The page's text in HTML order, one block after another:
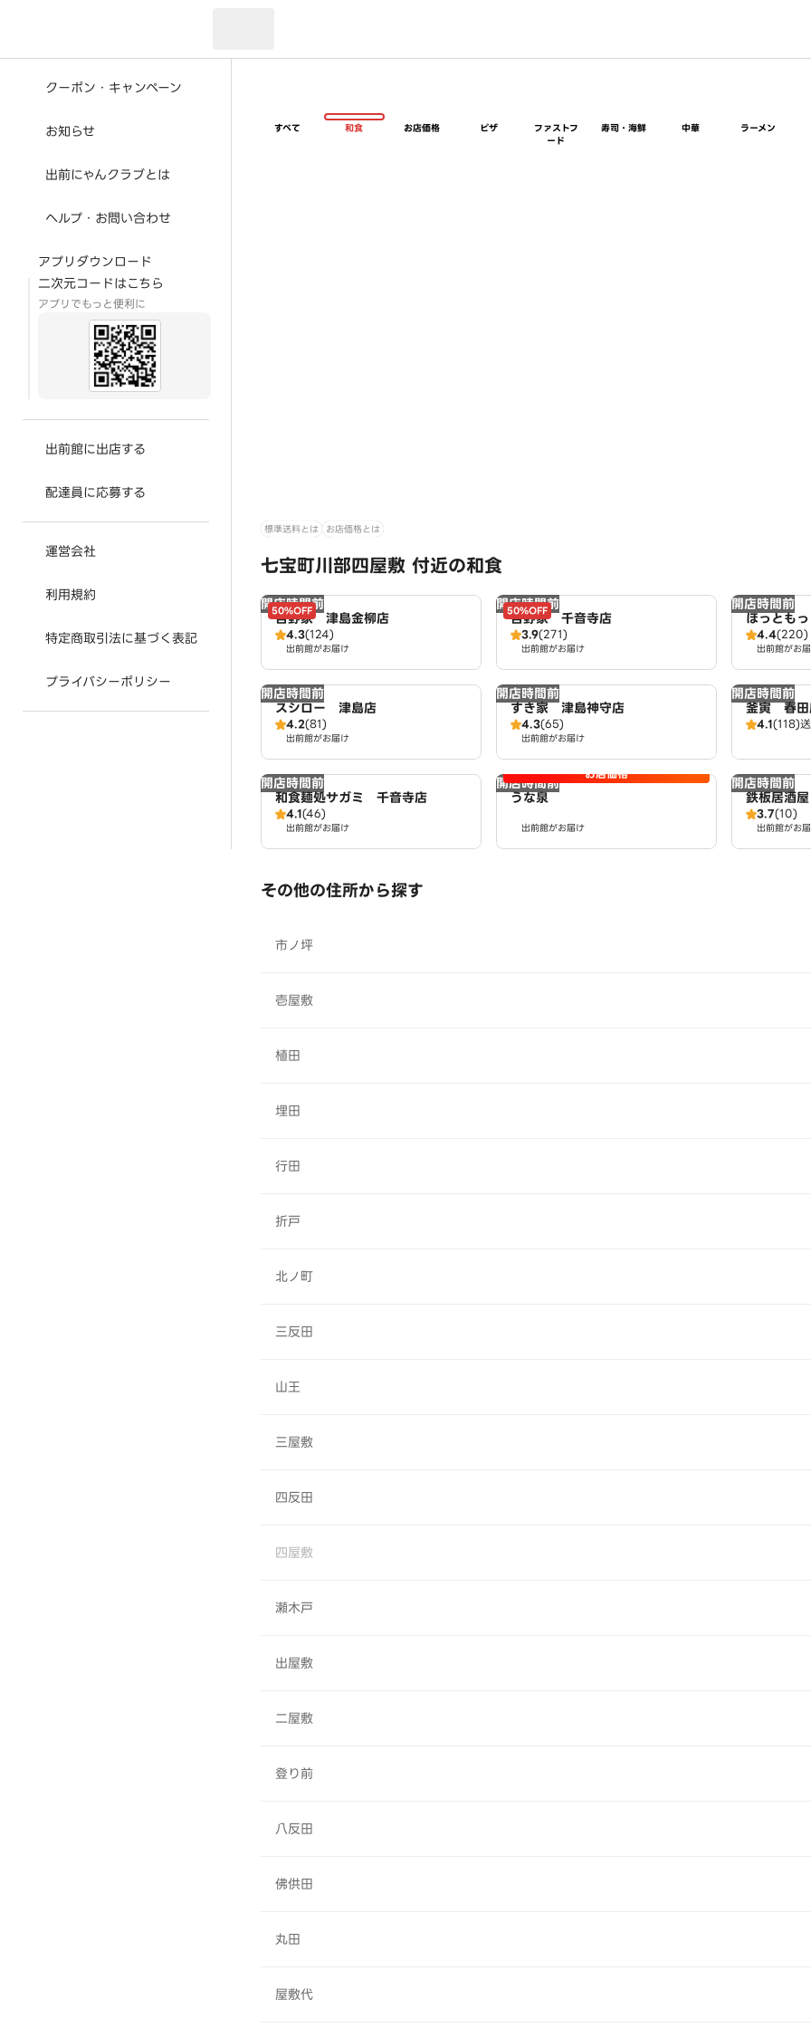
クーポン・キャンペーン
お知らせ
出前にゃんクラブとは
ヘルプ・お問い合わせ
アプリダウンロード
二次元コードはこちら
アプリでもっと便利に
出前館に出店する
配達員に応募する
運営会社
利用規約
特定商取引法に基づく表記
プライバシーポリシー
すべて 和食 お店価格 ピザ
ファストフ
ード
寿司・海鮮 中華 ラーメン
標準送料とは お店価格とは
七宝町川部四屋敷 付近の和食
開店時間前
50%OFF
吉野家 津島金柳店
4.3(124)
出前館がお届け
開店時間前
50%OFF
吉野家 千音寺店
3.9(271)
出前館がお届け
開店時間前
ほっとも
4.4(220)
出前館がお
開店時間前
スシロー 津島店
4.2(81)
出前館がお届け
開店時間前
すき家 津島神守店
4.3(65)
出前館がお届け
開店時間前
釜寅 春田
4.1(118)
開店時間前
和食麺処サガミ 千音寺店
4.1(46)
出前館がお届け
開店時間前 お店価格
うな泉
出前館がお届け
開店時間前
鉄板居酒
3.7(10)
出前館がお
その他の住所から探す
市ノ坪
壱屋敷
植田
埋田
行田
折戸
北ノ町
三反田
山王
三屋敷
四反田
四屋敷
瀬木戸
出屋敷
二屋敷
登り前
八反田
佛供田
丸田
屋敷代